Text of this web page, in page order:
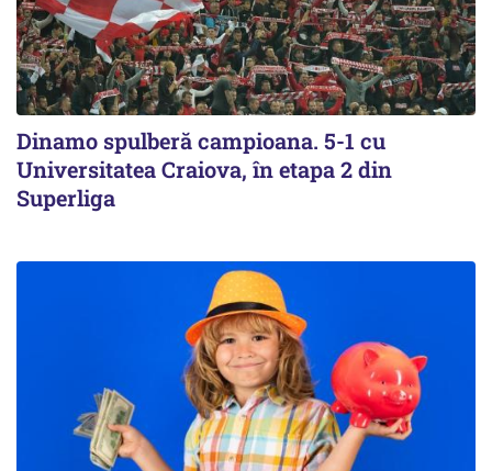
Dinamo spulberă campioana. 5-1 cu
Universitatea Craiova, în etapa 2 din
Superliga